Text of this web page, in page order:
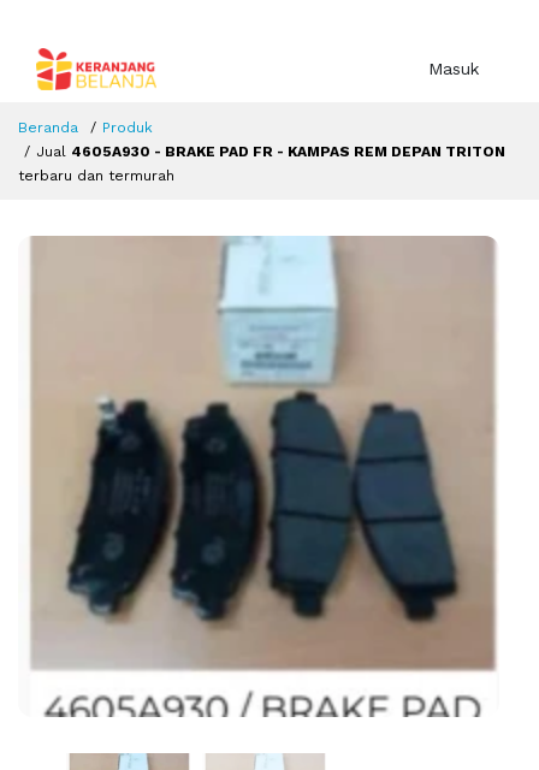
Masuk
Beranda
Produk
Jual 4605A930 - BRAKE PAD FR - KAMPAS REM DEPAN TRITON
terbaru dan termurah